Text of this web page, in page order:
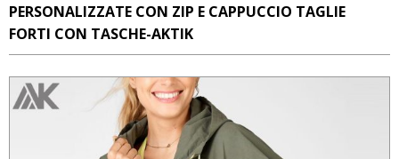
PERSONALIZZATE CON ZIP E CAPPUCCIO TAGLIE
FORTI CON TASCHE-AKTIK